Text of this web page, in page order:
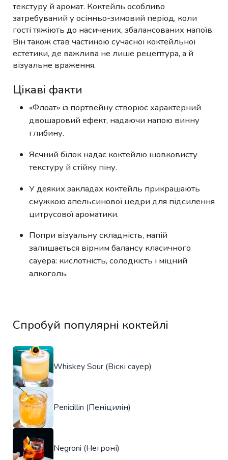
текстуру й аромат. Коктейль особливо
затребуваний у осінньо-зимовий період, коли
гості тяжіють до насичених, збалансованих напоїв.
Він також став частиною сучасної коктейльної
естетики, де важлива не лише рецептура, а й
візуальне враження.
Цікаві факти
«Флоат» із портвейну створює характерний
двошаровий ефект, надаючи напою винну
глибину.
Яєчний білок надає коктейлю шовковисту
текстуру й стійку піну.
У деяких закладах коктейль прикрашають
смужкою апельсинової цедри для підсилення
цитрусової ароматики.
Попри візуальну складність, напій
залишається вірним балансу класичного
сауера: кислотність, солодкість і міцний
алкоголь.
Спробуй популярні коктейлі
Whiskey Sour (Віскі сауер)
Penicillin (Пеніцилін)
Negroni (Негроні)